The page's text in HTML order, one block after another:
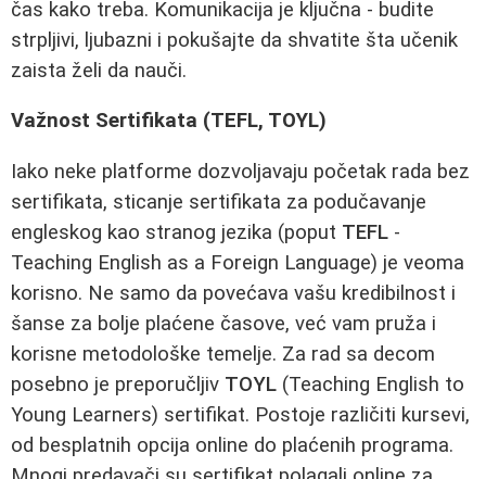
čas kako treba. Komunikacija je ključna - budite
strpljivi, ljubazni i pokušajte da shvatite šta učenik
zaista želi da nauči.
Važnost Sertifikata (TEFL, TOYL)
Iako neke platforme dozvoljavaju početak rada bez
sertifikata, sticanje sertifikata za podučavanje
engleskog kao stranog jezika (poput TEFL -
Teaching English as a Foreign Language) je veoma
korisno. Ne samo da povećava vašu kredibilnost i
šanse za bolje plaćene časove, već vam pruža i
korisne metodološke temelje. Za rad sa decom
posebno je preporučljiv TOYL (Teaching English to
Young Learners) sertifikat. Postoje različiti kursevi,
od besplatnih opcija online do plaćenih programa.